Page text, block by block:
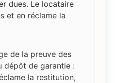
dues. Le locataire
et en réclame la
de la preuve des
dépôt de garantie :
la restitution,